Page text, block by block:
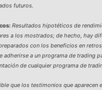
futuros.
Resultados hipotéticos de
a los mostrados; de hecho, hay
con los beneficios en
a un programa de trading
de cualquier programa de
que los testimonios que aparecen